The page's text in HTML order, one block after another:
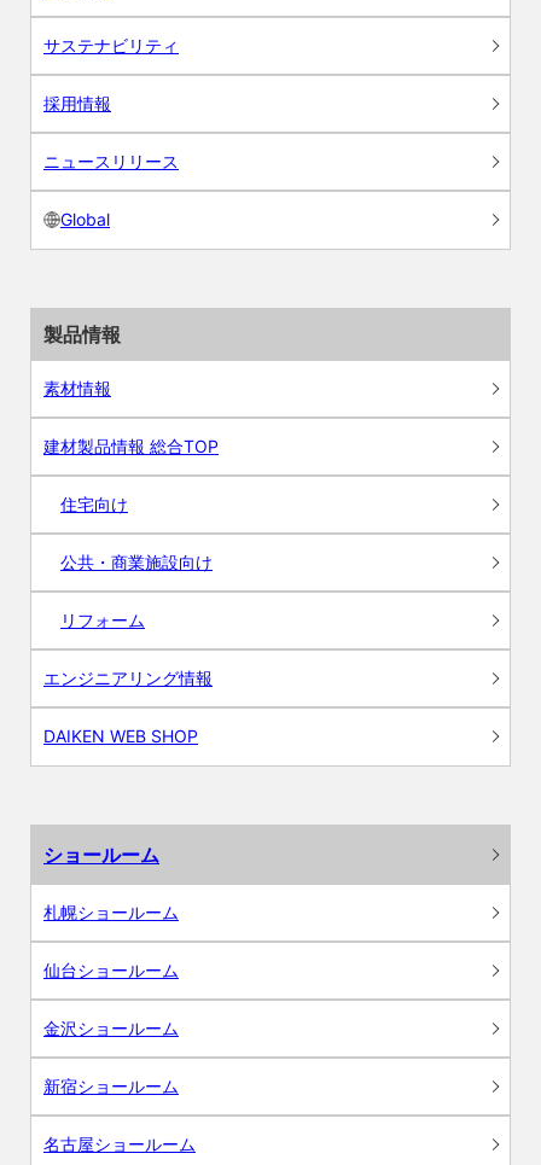
サステナビリティ
採用情報
ニュースリリース
Global
製品情報
素材情報
建材製品情報 総合TOP
住宅向け
公共・商業施設向け
リフォーム
エンジニアリング情報
DAIKEN WEB SHOP
ショールーム
札幌ショールーム
仙台ショールーム
金沢ショールーム
新宿ショールーム
名古屋ショールーム